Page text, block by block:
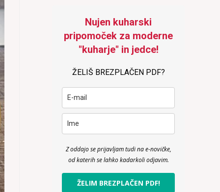
Nujen kuharski
pripomoček za moderne
"kuharje" in jedce!
ŽELIŠ BREZPLAČEN PDF?
Z oddajo se prijavljam tudi na e-novičke,
od katerih se lahko kadarkoli odjavim.
ŽELIM BREZPLAČEN PDF!